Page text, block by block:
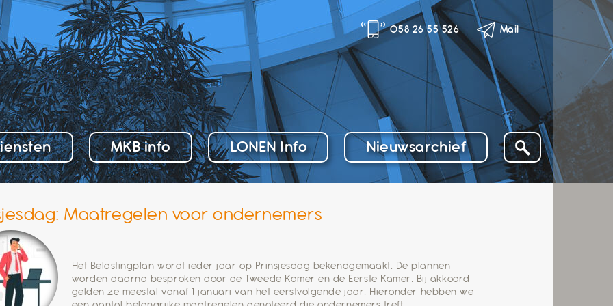
058 26 55 526 Mail
MKB info LONEN Info Nieuwsarchief
Maatregelen voor ondernemers
Het Belastingplan wordt ieder jaar op Prinsjesdag bekendgemaakt. De plannen
worden daarna besproken door de Tweede Kamer en de Eerste Kamer. Bij akkoord
gelden ze meestal vanaf 1 januari van het eerstvolgende jaar. Hieronder hebben we